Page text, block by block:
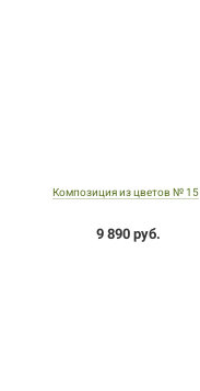
Композиция из цветов № 15
9 890 руб.